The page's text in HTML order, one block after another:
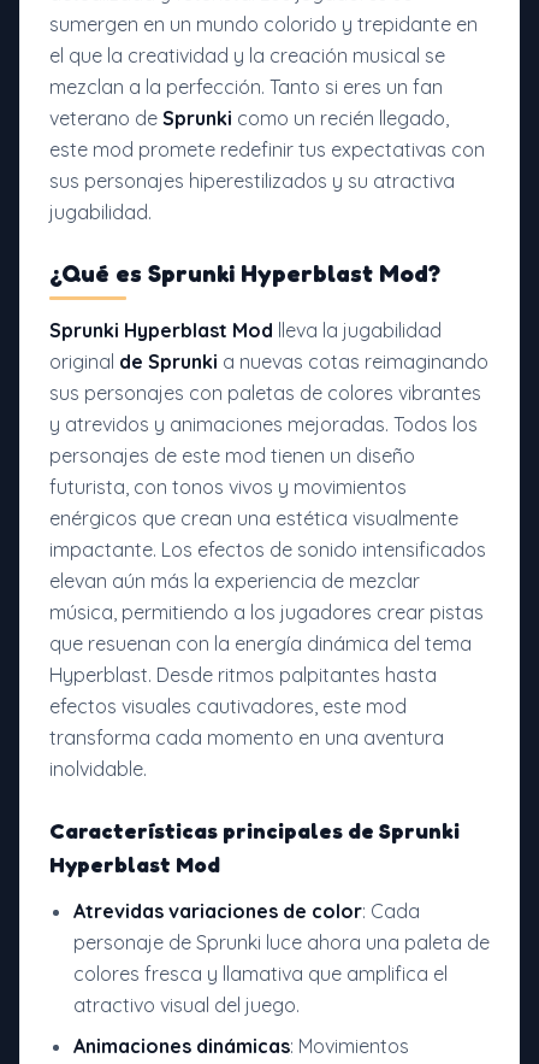
sumergen en un mundo colorido y trepidante en
el que la creatividad y la creación musical se
mezclan a la perfección. Tanto si eres un fan
veterano de Sprunki como un recién llegado,
este mod promete redefinir tus expectativas con
sus personajes hiperestilizados y su atractiva
jugabilidad.
¿Qué es Sprunki Hyperblast Mod?
Sprunki Hyperblast Mod lleva la jugabilidad
original de Sprunki a nuevas cotas reimaginando
sus personajes con paletas de colores vibrantes
y atrevidos y animaciones mejoradas. Todos los
personajes de este mod tienen un diseño
futurista, con tonos vivos y movimientos
enérgicos que crean una estética visualmente
impactante. Los efectos de sonido intensificados
elevan aún más la experiencia de mezclar
música, permitiendo a los jugadores crear pistas
que resuenan con la energía dinámica del tema
Hyperblast. Desde ritmos palpitantes hasta
efectos visuales cautivadores, este mod
transforma cada momento en una aventura
inolvidable.
Características principales de Sprunki
Hyperblast Mod
Atrevidas variaciones de color: Cada
personaje de Sprunki luce ahora una paleta de
colores fresca y llamativa que amplifica el
atractivo visual del juego.
Animaciones dinámicas: Movimientos